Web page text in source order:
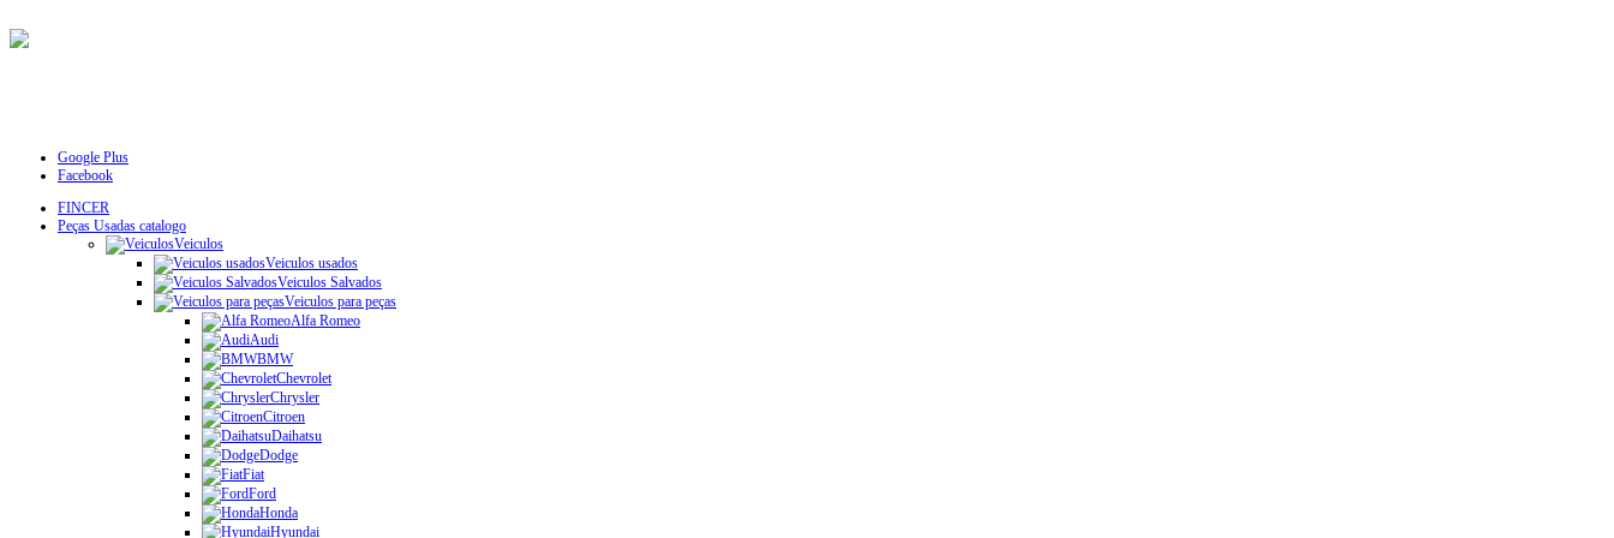
Google Plus
Facebook
FINCER
Peças Usadas catalogo
Veiculos
Veiculos usados
Veiculos Salvados
Veiculos para peças
Alfa Romeo
Audi
BMW
Chevrolet
Chrysler
Citroen
Daihatsu
Dodge
Fiat
Ford
Honda
Hyundai